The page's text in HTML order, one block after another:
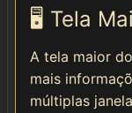
🖥️ Tela
A tela maior
mais
múltiplas